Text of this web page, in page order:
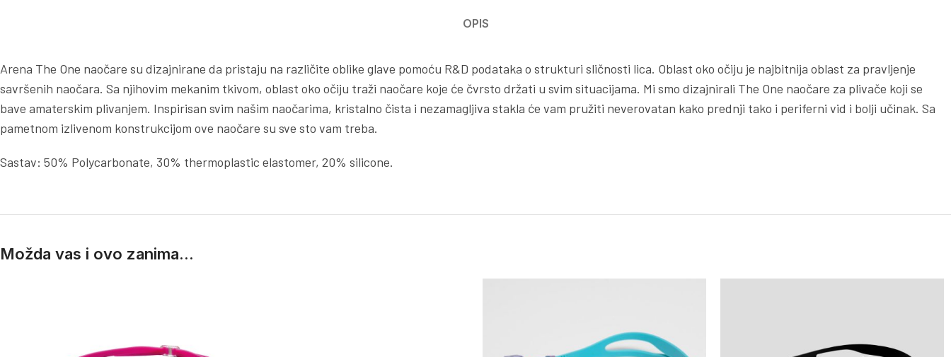
OPIS
Arena The One naočare su dizajnirane da pristaju na različite oblike glave pomoću R&D podataka o strukturi sličnosti lica. Oblast oko očiju je najbitnija oblast za pravljenje
savršenih naočara. Sa njihovim mekanim tkivom, oblast oko očiju traži naočare koje će čvrsto držati u svim situacijama. Mi smo dizajnirali The One naočare za plivače koji se
bave amaterskim plivanjem. Inspirisan svim našim naočarima, kristalno čista i nezamagljiva stakla će vam pružiti neverovatan kako prednji tako i periferni vid i bolji učinak. Sa
pametnom izlivenom konstrukcijom ove naočare su sve sto vam treba.
Sastav: 50% Polycarbonate, 30% thermoplastic elastomer, 20% silicone.
Možda vas i ovo zanima...